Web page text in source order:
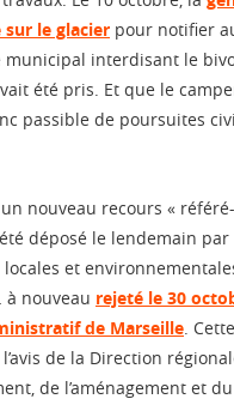
sur le glacier pour notifier
municipal interdisant le
été pris. Et que le
passible de poursuites
nouveau recours «
déposé le lendemain par
locales et
nouveau rejeté le 30
de Marseille.
l’avis de la Direction
de l’aménagement et